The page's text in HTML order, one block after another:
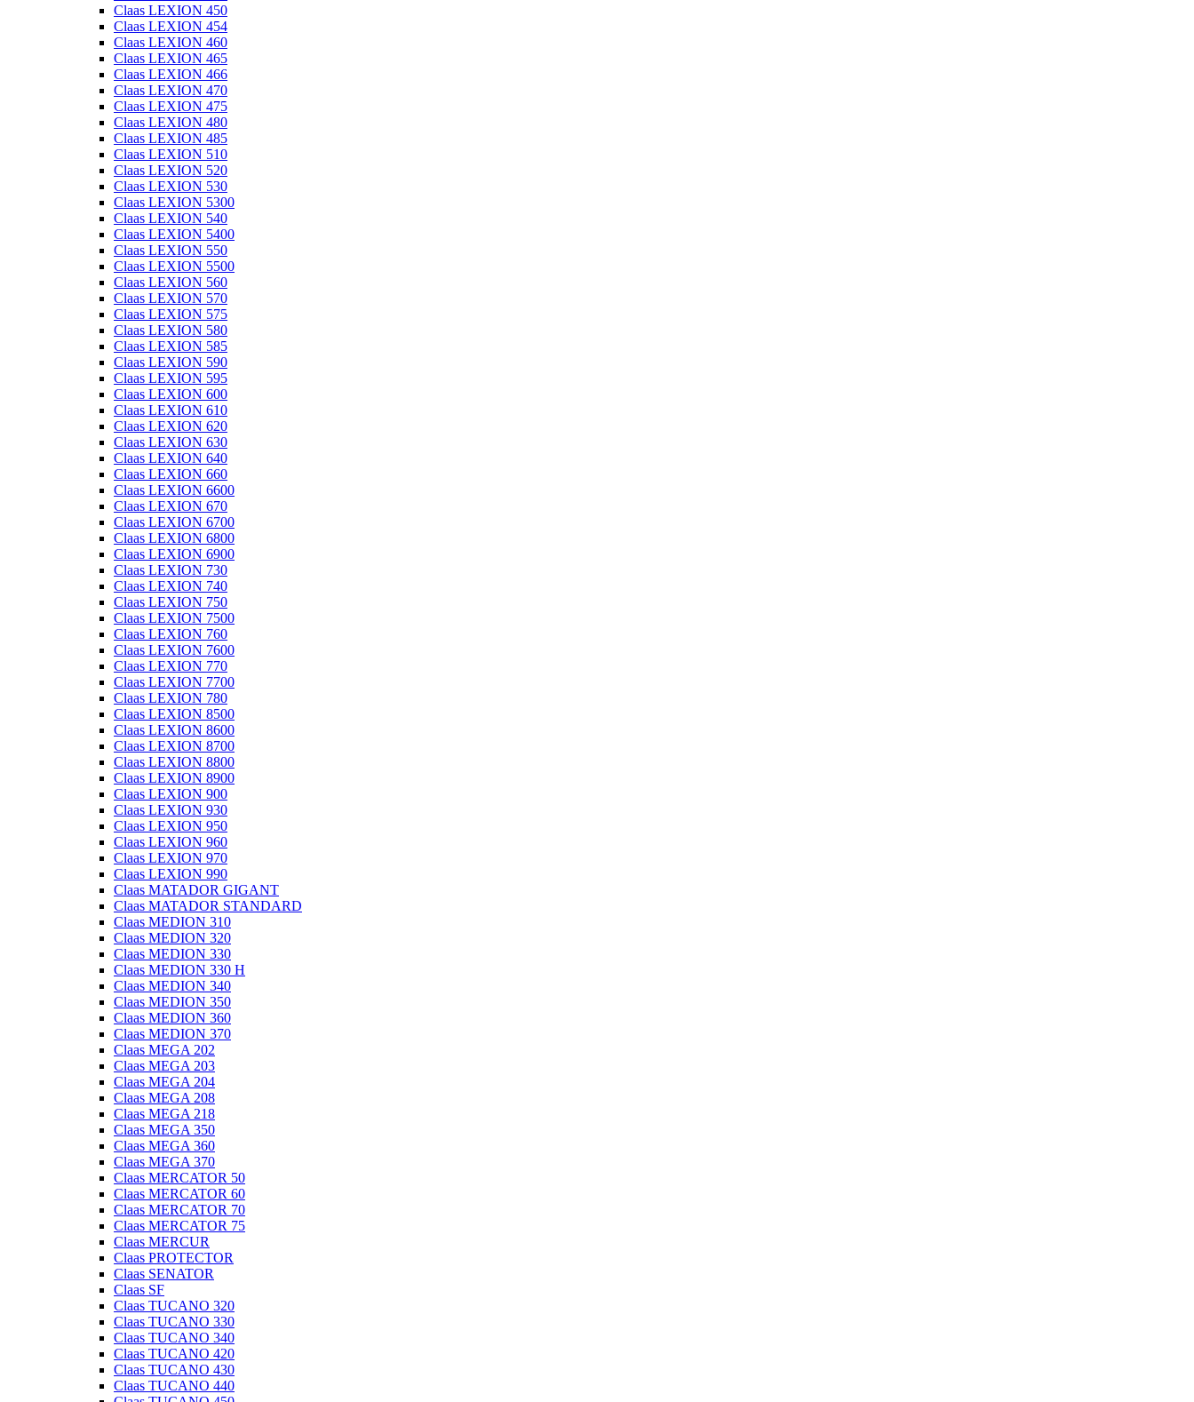
Claas LEXION 450
Claas LEXION 454
Claas LEXION 460
Claas LEXION 465
Claas LEXION 466
Claas LEXION 470
Claas LEXION 475
Claas LEXION 480
Claas LEXION 485
Claas LEXION 510
Claas LEXION 520
Claas LEXION 530
Claas LEXION 5300
Claas LEXION 540
Claas LEXION 5400
Claas LEXION 550
Claas LEXION 5500
Claas LEXION 560
Claas LEXION 570
Claas LEXION 575
Claas LEXION 580
Claas LEXION 585
Claas LEXION 590
Claas LEXION 595
Claas LEXION 600
Claas LEXION 610
Claas LEXION 620
Claas LEXION 630
Claas LEXION 640
Claas LEXION 660
Claas LEXION 6600
Claas LEXION 670
Claas LEXION 6700
Claas LEXION 6800
Claas LEXION 6900
Claas LEXION 730
Claas LEXION 740
Claas LEXION 750
Claas LEXION 7500
Claas LEXION 760
Claas LEXION 7600
Claas LEXION 770
Claas LEXION 7700
Claas LEXION 780
Claas LEXION 8500
Claas LEXION 8600
Claas LEXION 8700
Claas LEXION 8800
Claas LEXION 8900
Claas LEXION 900
Claas LEXION 930
Claas LEXION 950
Claas LEXION 960
Claas LEXION 970
Claas LEXION 990
Claas MATADOR GIGANT
Claas MATADOR STANDARD
Claas MEDION 310
Claas MEDION 320
Claas MEDION 330
Claas MEDION 330 H
Claas MEDION 340
Claas MEDION 350
Claas MEDION 360
Claas MEDION 370
Claas MEGA 202
Claas MEGA 203
Claas MEGA 204
Claas MEGA 208
Claas MEGA 218
Claas MEGA 350
Claas MEGA 360
Claas MEGA 370
Claas MERCATOR 50
Claas MERCATOR 60
Claas MERCATOR 70
Claas MERCATOR 75
Claas MERCUR
Claas PROTECTOR
Claas SENATOR
Claas SF
Claas TUCANO 320
Claas TUCANO 330
Claas TUCANO 340
Claas TUCANO 420
Claas TUCANO 430
Claas TUCANO 440